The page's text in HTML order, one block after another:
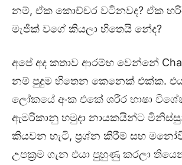
නම්, ඒක කොච්චර වටිනවද? ඒක
මැජික් වගේ කියලා හිතෙයි නේද?
අපේ අද කතාව ආරම්භ වෙන්නේ
නම් පුදුම හිතෙන කෙනෙක් එක්ක.
ලෝකයේ අංක එකේ ශරීර භාෂා
ඇමරිකානු හමුදා නායකයින්ට
කියවන හැටි, ප්‍රශ්න කිරීම් සහ
උපක්‍රම ගැන එයා පුහුණු කරලා